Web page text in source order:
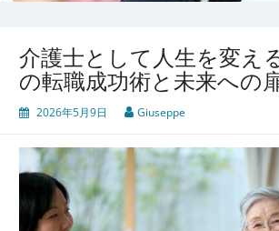
介護士として人生を変え
の転職成功術と未来への
2026年5月9日 Giuseppe